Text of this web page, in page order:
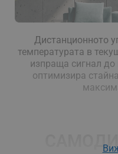
Дистанционното
температурата в
изпраща сигнал до
оптимизира